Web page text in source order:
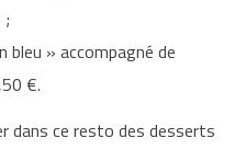
;
» accompagné de
€.
dans ce resto des desserts